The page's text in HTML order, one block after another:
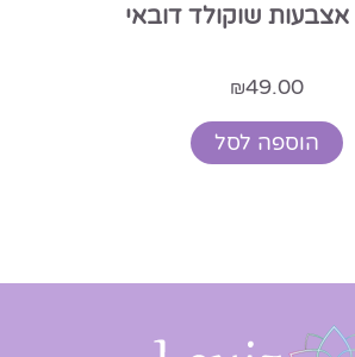
שוקולד דובאי
₪49.00
הוספה לסל